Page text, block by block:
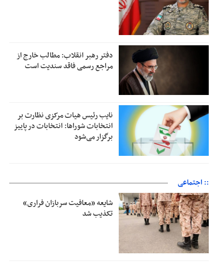
دفتر رهبر انقلاب: مطالب خارج از
مراجع رسمی فاقد سندیت است
نایب رئیس هیات مرکزی نظارت بر
انتخابات شوراها: انتخابات در پاییز
برگزار می‌شود
:: اجتماعی
شایعه «معافیت سربازان فراری»
تکذیب شد